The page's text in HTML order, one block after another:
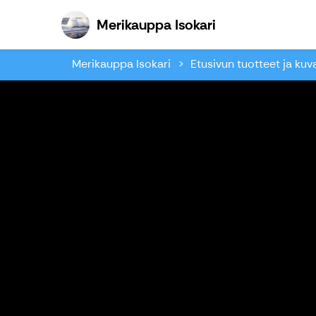
Merikauppa Isokari
Merikauppa Isokari Etusivun tuotteet ja